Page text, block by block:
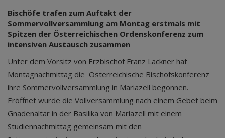
Bischöfe trafen zum Auftakt der
Sommervollversammlung am Montag erstmals mit
Spitzen der Österreichischen Ordenskonferenz zum
intensiven Austausch zusammen
Unter dem Vorsitz von Erzbischof Franz Lackner hat
Montagnachmittag die Österreichische Bischofskonferenz
ihre Sommervollversammlung in Mariazell begonnen.
Eröffnet wurde die Vollversammlung nach einem Gebet beim
Gnadenaltar in der Basilika von Mariazell mit einem
Studiennachmittag gemeinsam mit den